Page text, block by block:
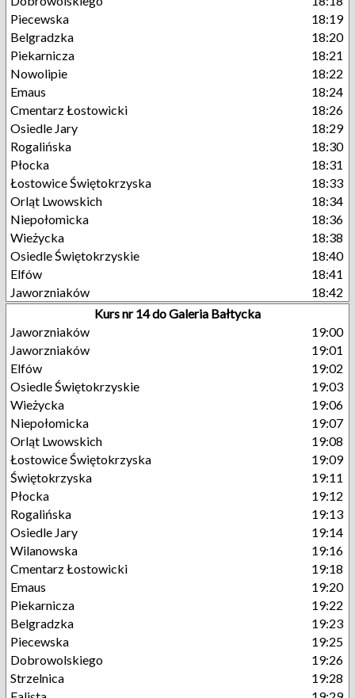
Piecewska
18:19
Belgradzka
18:20
Piekarnicza
18:21
Nowolipie
18:22
Emaus
18:24
Cmentarz Łostowicki
18:26
Osiedle Jary
18:29
Rogalińska
18:30
Płocka
18:31
Łostowice Świętokrzyska
18:33
Orląt Lwowskich
18:34
Niepołomicka
18:36
Wieżycka
18:38
Osiedle Świętokrzyskie
18:40
Elfów
18:41
Jaworzniaków
18:42
Kurs nr 14 do Galeria Bałtycka
Jaworzniaków
19:00
Jaworzniaków
19:01
Elfów
19:02
Osiedle Świętokrzyskie
19:03
Wieżycka
19:06
Niepołomicka
19:07
Orląt Lwowskich
19:08
Łostowice Świętokrzyska
19:09
Świętokrzyska
19:11
Płocka
19:12
Rogalińska
19:13
Osiedle Jary
19:14
Wilanowska
19:16
Cmentarz Łostowicki
19:18
Emaus
19:20
Piekarnicza
19:22
Belgradzka
19:23
Piecewska
19:25
Dobrowolskiego
19:26
Strzelnica
19:28